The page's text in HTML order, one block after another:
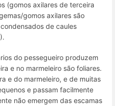
(gomos axilares de terceira
gomos axilares são
de caules
.
do pessegueiro produzem
e no marmeleiro são foliares.
e do marmeleiro, e de muitas
e passam facilmente
não emergem das escamas